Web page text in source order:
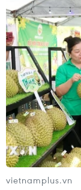
Iran vào
26/12/2015 01:09
Nga sẽ bàn
thống tên lửa
USD vào tháng
vietnamplus.vn